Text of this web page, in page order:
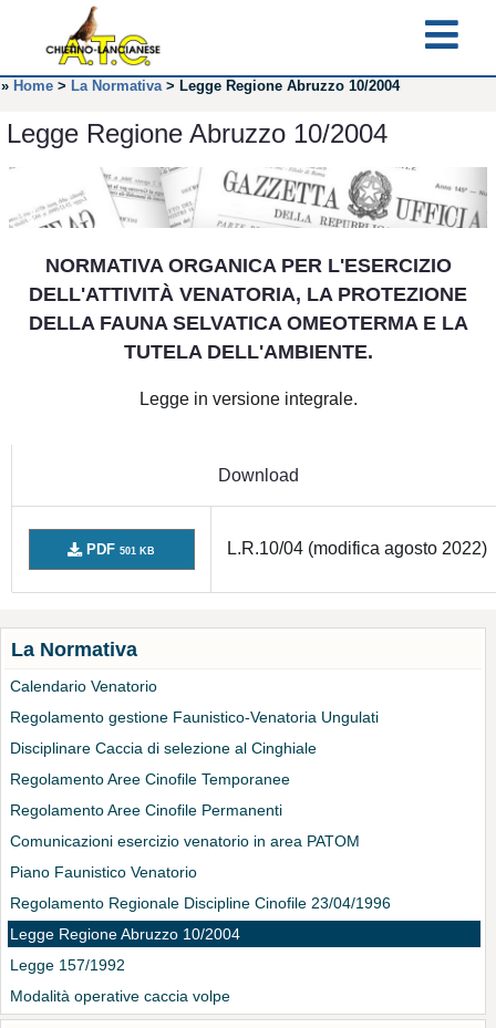
» Home > La Normativa> Legge Regione Abruzzo 10/2004
Legge Regione Abruzzo 10/2004
NORMATIVA ORGANICA PER L'ESERCIZIO
DELL'ATTIVITÀ VENATORIA, LA PROTEZIONE
DELLA FAUNA SELVATICA OMEOTERMA E LA
TUTELA DELL'AMBIENTE.
Legge in versione integrale.
Download
PDF 501 KB L.R.10/04 (modifica agosto 2022)
La Normativa
Calendario Venatorio
Regolamento gestione Faunistico-Venatoria Ungulati
Disciplinare Caccia di selezione al Cinghiale
Regolamento Aree Cinofile Temporanee
Regolamento Aree Cinofile Permanenti
Comunicazioni esercizio venatorio in area PATOM
Piano Faunistico Venatorio
Regolamento Regionale Discipline Cinofile 23/04/1996
Legge Regione Abruzzo 10/2004
Legge 157/1992
Modalità operative caccia volpe